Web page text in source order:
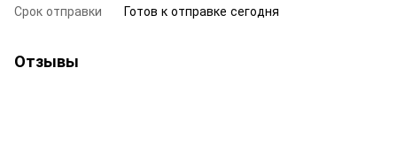
Срок отправки
Готов к отправке сегодня
Отзывы